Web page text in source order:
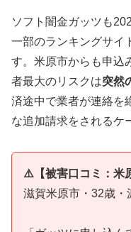
ソフト闇金ガッツも
一部のランキングサイ
す。米原市からも申込
者最大のリスクは突然
済途中で業者が連絡を
な追加請求をされるケ
⚠️【被害口コミ：米
滋賀米原市・32歳・